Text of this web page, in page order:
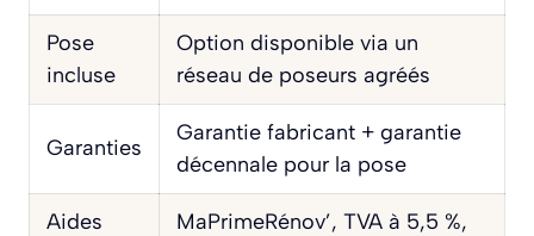
Pose
incluse
Option disponible via un
réseau de poseurs agréés
Garanties
Garantie fabricant + garantie
décennale pour la pose
Aides
MaPrimeRénov’, TVA à 5,5 %,